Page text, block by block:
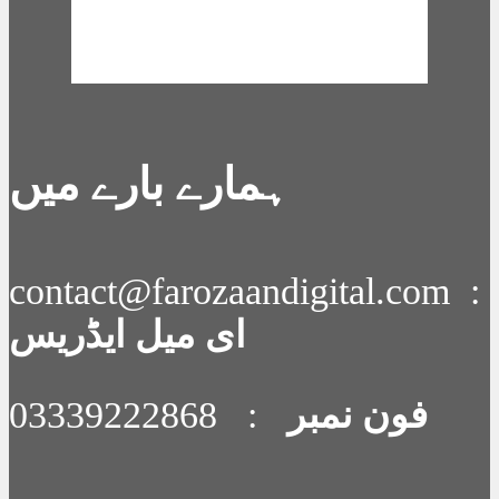
ہمارے بارے میں
contact@farozaandigital.com :
ای میل ایڈریس
فون نمبر : 03339222868